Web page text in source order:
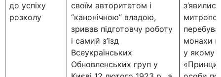
до успіху
розколу
своїм авторитетом і
“канонічною” владою,
зривав підготовчу роботу
і самий з’їзд
Всеукраїнських
Обновленських груп у
монахи
у якому